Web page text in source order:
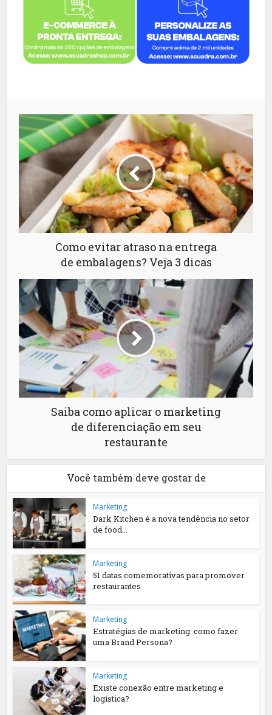
Como evitar atraso na entrega
de embalagens? Veja 3 dicas
Saiba como aplicar o marketing
de diferenciação em seu
restaurante
Você também deve gostar de
Marketing
Dark Kitchen é a nova tendência no setor
de food...
Marketing
51 datas comemorativas para promover
restaurantes
Marketing
Estratégias de marketing: como fazer
uma Brand Persona?
Marketing
Existe conexão entre marketing e
logística?